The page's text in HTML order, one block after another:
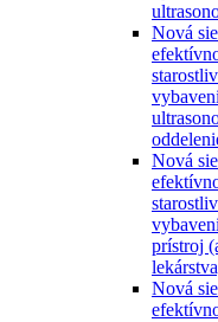
Nová
Nová
prístroj
Nová